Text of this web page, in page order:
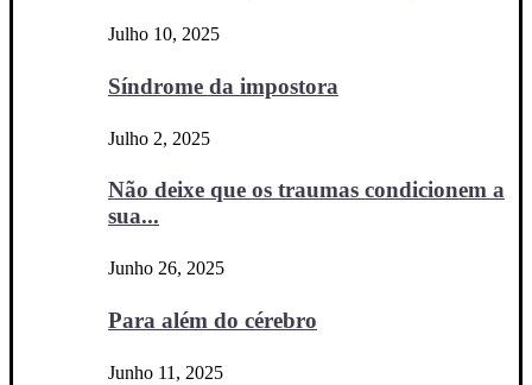
Julho 10, 2025
Síndrome da impostora
Julho 2, 2025
Não deixe que os traumas condicionem a
sua...
Junho 26, 2025
Para além do cérebro
Junho 11, 2025